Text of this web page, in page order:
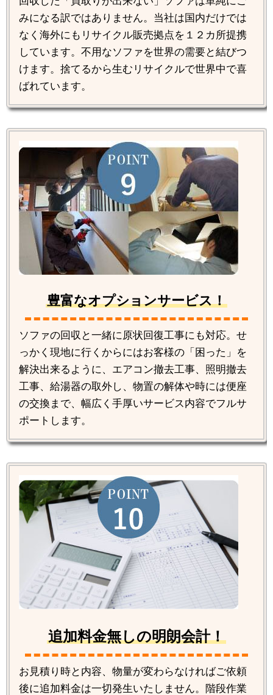
みになる訳ではありません。当社は国内だけでは
なく海外にもリサイクル販売拠点を１２カ所提携
しています。不用なソファを世界の需要と結びつ
けます。捨てるから生むリサイクルで世界中で喜
ばれています。
豊富なオプションサービス！
ソファの回収と一緒に原状回復工事にも対応。せ
っかく現地に行くからにはお客様の「困った」を
解決出来るように、エアコン撤去工事、照明撤去
工事、給湯器の取外し、物置の解体や時には便座
の交換まで、幅広く手厚いサービス内容でフルサ
ポートします。
追加料金無しの明朗会計！
お見積り時と内容、物量が変わらなければご依頼
後に追加料金は一切発生いたしません。階段作業